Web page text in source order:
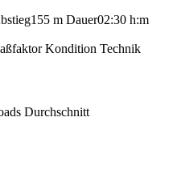
155 m Dauer02:30 h:m
Kondition Technik
Durchschnitt